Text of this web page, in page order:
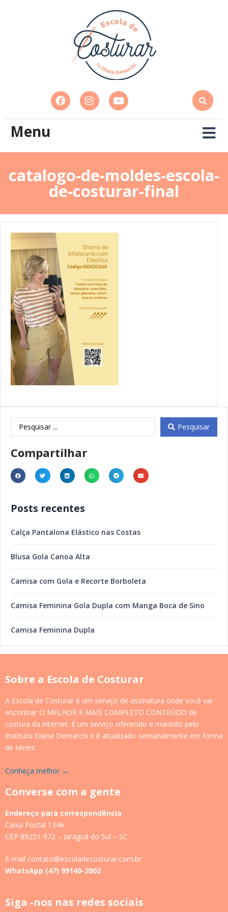
Menu
catalogo-de-moldes-escola-
de-costurar-final
Pesquisar
Compartilhar
Posts recentes
Calça Pantalona Elástico nas Costas
Blusa Gola Canoa Alta
Camisa com Gola e Recorte Borboleta
Camisa Feminina Gola Dupla com Manga Boca de Sino
Camisa Feminina Dupla
Sobre a Escola de Costurar
A Escola de Costurar é um serviço de assinatura onde você vai
encontrar O MELHOR E MAIS COMPLETO CONTEÚDO de
costura da internet. É um serviço oferecido e mantido pelo
Instituto Diana Demarchi e é atualizado semanalmente em forma
de séries.
Conheça melhor →
Converse com a gente
Endereço para correspondência
Caixa Postal 1346
CEP 89251-972 – Jaraguá do Sul – SC
E-mail contato@escoladecosturar.com.br
WhatsApp (47) 99140-2002
Siga -nos nas redes sociais